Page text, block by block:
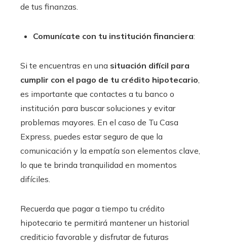
de tus finanzas.
Comunícate con tu institución financiera:
Si te encuentras en una situación difícil para
cumplir con el pago de tu crédito hipotecario
es importante que contactes a tu banco o
institución para buscar soluciones y evitar
problemas mayores. En el caso de Tu Casa
Express, puedes estar seguro de que la
comunicación y la empatía son elementos clave,
lo que te brinda tranquilidad en momentos
difíciles.
Recuerda que pagar a tiempo tu crédito
hipotecario te permitirá mantener un historial
crediticio favorable y disfrutar de futuras